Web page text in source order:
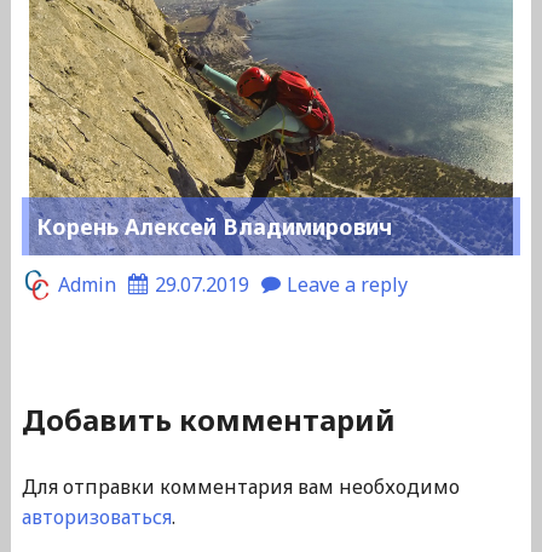
Корень Алексей Владимирович
Admin 29.07.2019 Leave a reply
Добавить комментарий
Для отправки комментария вам необходимо
авторизоваться.